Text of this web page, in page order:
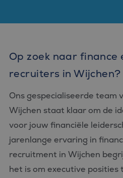
Op zoek naar finance
recruiters in Wijchen?
Ons gespecialiseerde team
Wijchen staat klaar om de
voor jouw financiële
jarenlange ervaring in
recruitment in Wijchen
het is om executive posities